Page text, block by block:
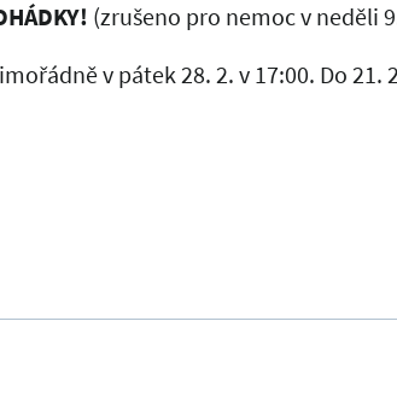
(zrušeno pro nemoc v neděli
v pátek 28. 2. v 17:00. Do 21.